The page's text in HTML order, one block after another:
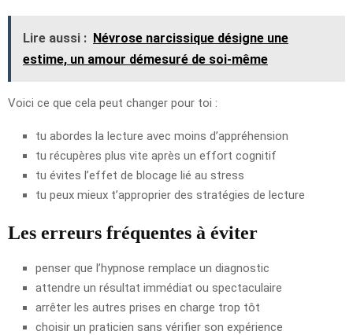
Lire aussi : Névrose narcissique désigne une
estime, un amour démesuré de soi-même
Voici ce que cela peut changer pour toi :
tu abordes la lecture avec moins d’appréhension
tu récupères plus vite après un effort cognitif
tu évites l’effet de blocage lié au stress
tu peux mieux t’approprier des stratégies de lecture
Les erreurs fréquentes à éviter
penser que l’hypnose remplace un diagnostic
attendre un résultat immédiat ou spectaculaire
arrêter les autres prises en charge trop tôt
choisir un praticien sans vérifier son expérience